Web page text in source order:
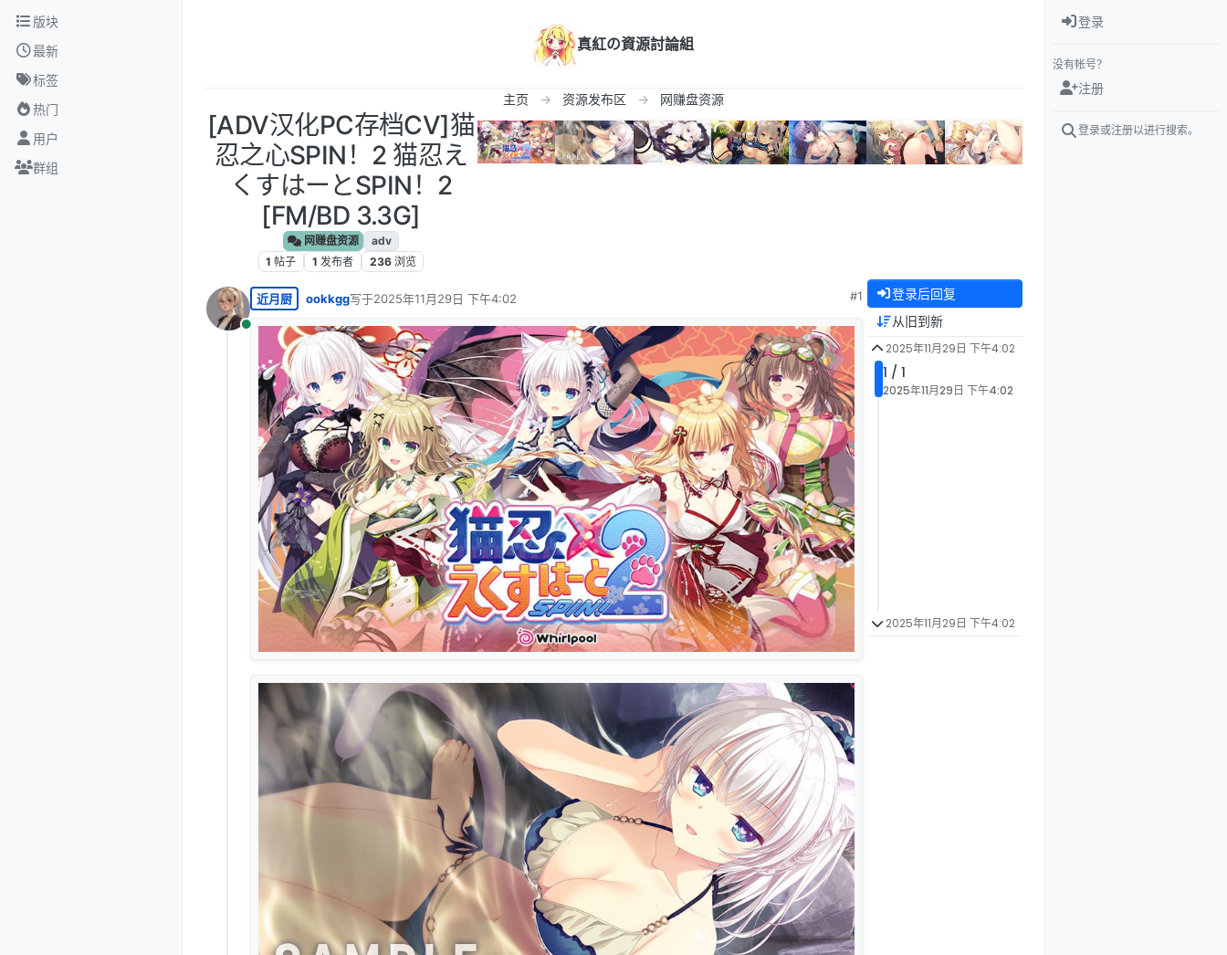
跳转至内容
版块
最新
标签
热门
用户
群组
真紅の資源討論組
主页 资源发布区 网赚盘资源
[ADV汉化PC存档CV]猫
忍之心SPIN！2 猫忍え
くすはーとSPIN！2
[FM/BD 3.3G]
网赚盘资源
adv
1 帖子 1 发布者 236 浏览
在线
近月厨 ookkgg写于2025年11月29日 下午4:02
最后由 编辑
#1 登录后回复
从旧到新
2025年11月29日 下午4:02
1 / 1
2025年11月29日 下午4:02
2025年11月29日 下午4:02
登录
没有帐号？
注册
登录或注册以进行搜索。